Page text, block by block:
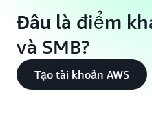
Đâu là điểm
và SMB?
Tạo tài khoản AWS